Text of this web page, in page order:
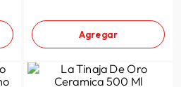
Agregar